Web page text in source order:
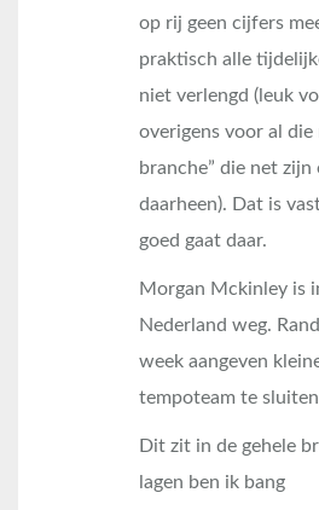
op rij geen cijfers
praktisch alle
niet verlengd (leuk
overigens voor al die
branche” die net
daarheen). Dat is
goed gaat daar.
Morgan Mckinley is
Nederland weg.
week aangeven
tempoteam te
Dit zit in de gehele
lagen ben ik bang